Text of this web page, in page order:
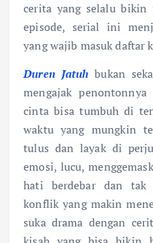
cerita yang selalu bikin
episode, serial ini
yang wajib masuk daftar
Duren Jatuh bukan
mengajak
cinta bisa tumbuh di
waktu yang mungkin
tulus dan layak di
emosi, lucu,
hati berdebar dan tak
konflik yang makin
suka drama dengan